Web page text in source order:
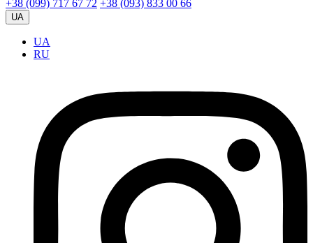
+38 (099) 717 67 72 +38 (093) 833 00 66
UA
UA
RU